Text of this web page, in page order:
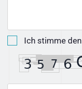
Ich stimme den